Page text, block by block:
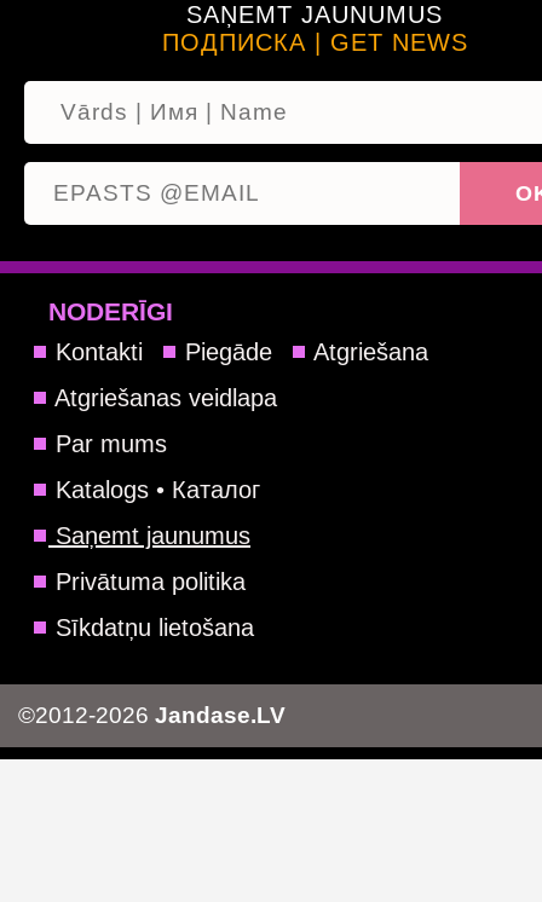
SAŅEMT JAUNUMUS
ПОДПИСКА | GET NEWS
NODERĪGI
Kontakti Piegāde
Atgriešana
Atgriešanas veidlapa
Par mums
Katalogs • Каталог
Saņemt jaunumus
Privātuma politika
Sīkdatņu lietošana
©2012-2026 Jandase.LV